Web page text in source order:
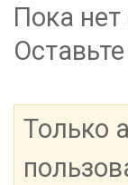
Пока
Только